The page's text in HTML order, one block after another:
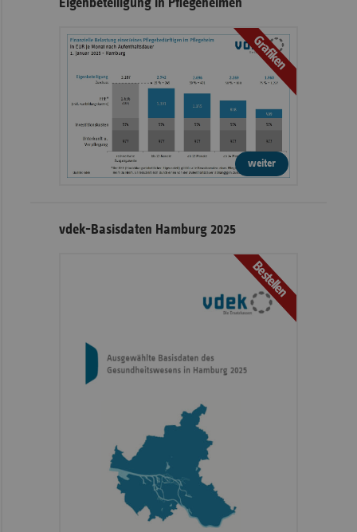
Eigenbeteiligung in Pflegeheimen
Grafiken
weiter
vdek-Basisdaten Hamburg 2025
Bestellen